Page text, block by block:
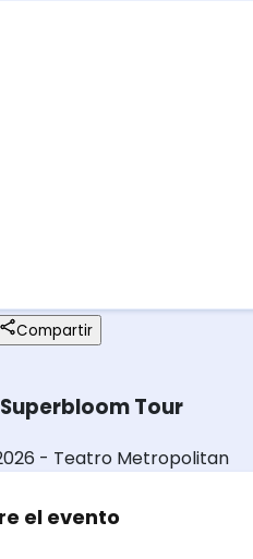
Compartir
Tour
- Teatro Metropolitan
el evento